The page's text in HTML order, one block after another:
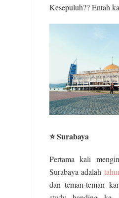
Kesepuluh?? Entah
⭐ Surabaya
Pertama kali
Surabaya adalah
dan teman-teman